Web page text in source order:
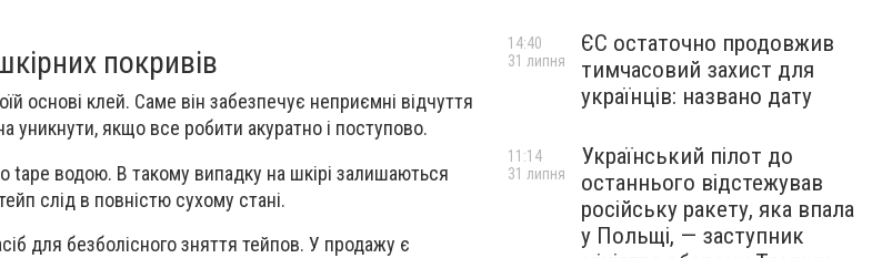
покривів
основі клей. Саме він забезпечує неприємні відчуття
уникнути, якщо все робити акуратно і поступово.
tape водою. В такому випадку на шкірі залишаються
слід в повністю сухому стані.
для безболісного зняття тейпов. У продажу є
ЄС остаточно продовжив
тимчасовий захист для
українців: названо дату
14:40
31 липня
Український пілот до
останнього відстежував
російську ракету, яка впала
у Польщі, — заступник
11:14
31 липня